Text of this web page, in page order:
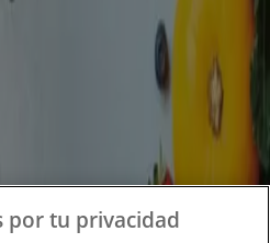
por tu privacidad